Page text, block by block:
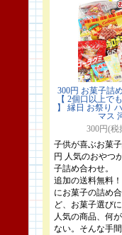
300円 お菓子詰
【 2個口以上で
】 縁日 お祭り
マス
300円(税
子供が喜ぶお菓
円 人気のおやつ
子詰め合わせ。
追加の送料無料
にお菓子の詰め
ど、お菓子選び
人気の商品、何
ない。そんな手